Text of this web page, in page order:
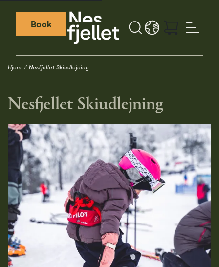
Book
Weather icon
Webcamera icon
Search button
LANGUAGE - DA
Hjem Nesfjellet Skiudlejning
Nesfjellet Skiudlejning